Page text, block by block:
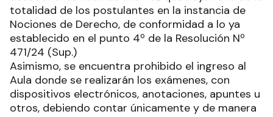
totalidad de los postulantes en la instancia de
Nociones de Derecho, de conformidad a lo ya
establecido en el punto 4º de la Resolución Nº
471/24 (Sup.)
Asimismo, se encuentra prohibido el ingreso al
Aula donde se realizarán los exámenes, con
dispositivos electrónicos, anotaciones, apuntes u
otros, debiendo contar únicamente y de manera